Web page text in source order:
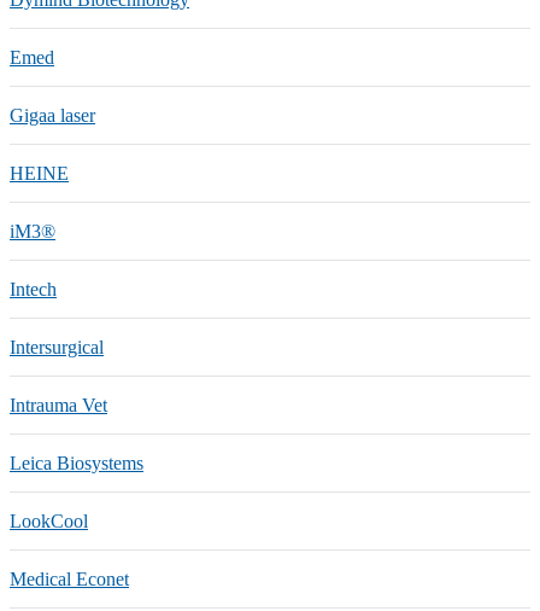
Emed
Gigaa laser
HEINE
iM3®️
Intech
Intersurgical
Intrauma Vet
Leica Biosystems
LookCool
Medical Econet